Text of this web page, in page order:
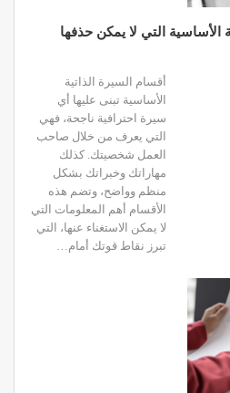
الأساسية التي لا يمكن حذفها
أقسام السيرة الذاتية
الأساسية تبنى عليها أي
سيرة احترافية ناجحة، فهي
التي يعرف من خلال صاحب
العمل شخصيتك. كذلك
مهاراتك وخبراتك بشكل
منظم وواضح، وتضم هذه
الأقسام أهم المعلومات التي
لا يمكن الاستغناء عنها، التي
تبرز نقاط قوتك أمام…